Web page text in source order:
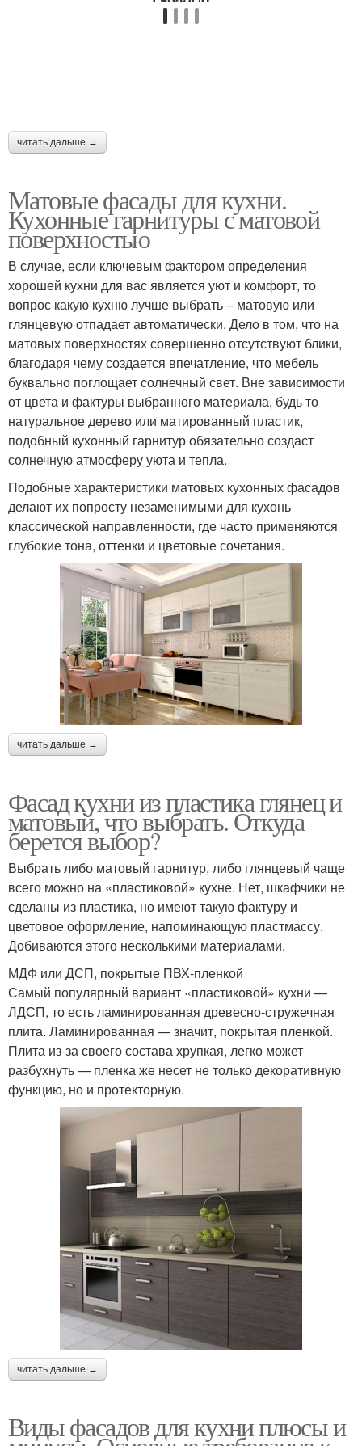
читать дальше →
Матовые фасады для кухни.
Кухонные гарнитуры с матовой
поверхностью
В случае, если ключевым фактором определения
хорошей кухни для вас является уют и комфорт, то
вопрос какую кухню лучше выбрать – матовую или
глянцевую отпадает автоматически. Дело в том, что на
матовых поверхностях совершенно отсутствуют блики,
благодаря чему создается впечатление, что мебель
буквально поглощает солнечный свет. Вне зависимости
от цвета и фактуры выбранного материала, будь то
натуральное дерево или матированный пластик,
подобный кухонный гарнитур обязательно создаст
солнечную атмосферу уюта и тепла.
Подобные характеристики матовых кухонных фасадов
делают их попросту незаменимыми для кухонь
классической направленности, где часто применяются
глубокие тона, оттенки и цветовые сочетания.
читать дальше →
Фасад кухни из пластика глянец и
матовый, что выбрать. Откуда
берется выбор?
Выбрать либо матовый гарнитур, либо глянцевый чаще
всего можно на «пластиковой» кухне. Нет, шкафчики не
сделаны из пластика, но имеют такую фактуру и
цветовое оформление, напоминающую пластмассу.
Добиваются этого несколькими материалами.
МДФ или ДСП, покрытые ПВХ-пленкой
Самый популярный вариант «пластиковой» кухни —
ЛДСП, то есть ламинированная древесно-стружечная
плита. Ламинированная — значит, покрытая пленкой.
Плита из-за своего состава хрупкая, легко может
разбухнуть — пленка же несет не только декоративную
функцию, но и протекторную.
читать дальше →
Виды фасадов для кухни плюсы и